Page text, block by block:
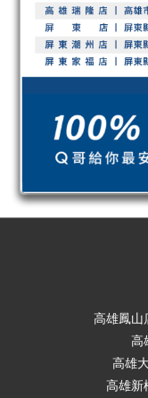
高雄鳳山
高
高雄
高雄新